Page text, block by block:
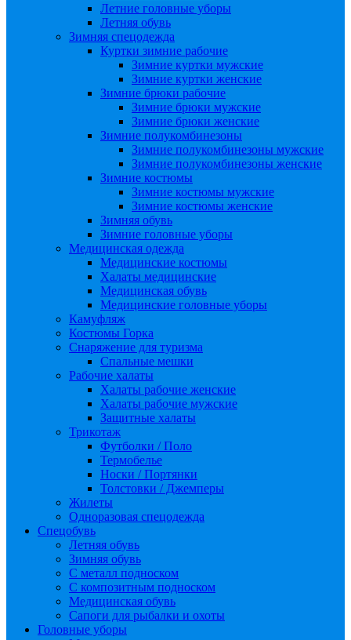
Летние головные уборы
Летняя обувь
Зимняя спецодежда
Куртки зимние рабочие
Зимние куртки мужские
Зимние куртки женские
Зимние брюки рабочие
Зимние брюки мужские
Зимние брюки женские
Зимние полукомбинезоны
Зимние полукомбинезоны мужские
Зимние полукомбинезоны женские
Зимние костюмы
Зимние костюмы мужские
Зимние костюмы женские
Зимняя обувь
Зимние головные уборы
Медицинская одежда
Медицинские костюмы
Халаты медицинские
Медицинская обувь
Медицинские головные уборы
Камуфляж
Костюмы Горка
Снаряжение для туризма
Спальные мешки
Рабочие халаты
Халаты рабочие женские
Халаты рабочие мужские
Защитные халаты
Трикотаж
Футболки / Поло
Термобелье
Носки / Портянки
Толстовки / Джемперы
Жилеты
Одноразовая спецодежда
Спецобувь
Летняя обувь
Зимняя обувь
С металл подноском
С композитным подноском
Медицинская обувь
Сапоги для рыбалки и охоты
Головные уборы